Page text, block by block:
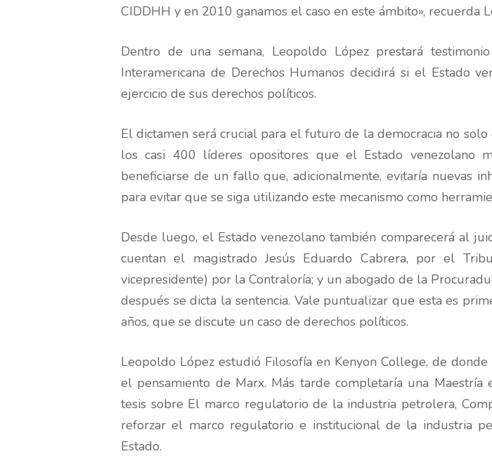
CIDDHH y en 2010 ganamos el caso en este ámbito», recuerda
Dentro de una semana, Leopoldo López prestará
Interamericana de Derechos Humanos decidirá si el Estado
ejercicio de sus derechos políticos.
El dictamen será crucial para el futuro de la democracia no
los casi 400 líderes opositores que el Estado venezolano
beneficiarse de un fallo que, adicionalmente, evitaría nuevas
para evitar que se siga utilizando este mecanismo como
Desde luego, el Estado venezolano también comparecerá al
cuentan el magistrado Jesús Eduardo Cabrera, por el
vicepresidente) por la Contraloría; y un abogado de la
después se dicta la sentencia. Vale puntualizar que esta es
años, que se discute un caso de derechos políticos.
Leopoldo López estudió Filosofía en Kenyon College, de
el pensamiento de Marx. Más tarde completaría una
tesis sobre El marco regulatorio de la industria petrolera,
reforzar el marco regulatorio e institucional de la industria
Estado.